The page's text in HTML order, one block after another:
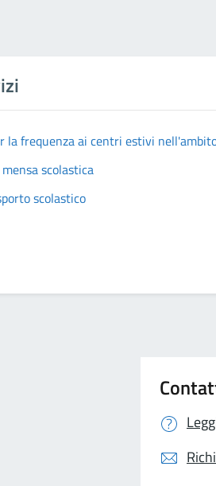
la frequenza ai centri estivi
scolastica
scolastico